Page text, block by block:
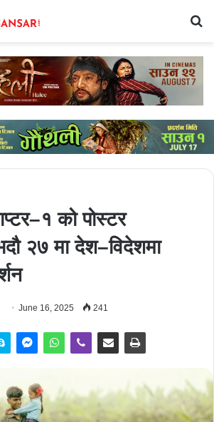
को पोस्टर
२७ मा देश–विदेशमा
June 16, 2025 241